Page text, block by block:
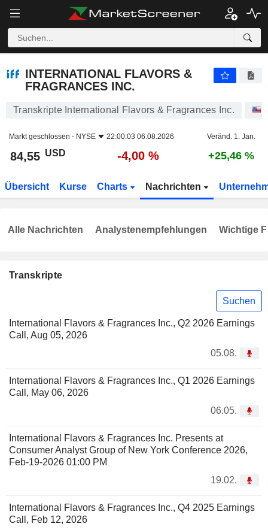
INTERNATIONAL FLAVORS &
FRAGRANCES INC.
Transkripte International Flavors & Fragrances Inc.
Markt geschlossen - NYSE 22:00:03 06.08.2026 Veränd. 1. Jan.
84,55 USD -4,00 % +25,46 %
Übersicht Kurse Charts Nachrichten
Transkripte
Suchen
International Flavors & Fragrances Inc., Q2 2026 Earnings
Call, Aug 05, 2026
05.08.
International Flavors & Fragrances Inc., Q1 2026 Earnings
Call, May 06, 2026
06.05.
International Flavors & Fragrances Inc. Presents at
Consumer Analyst Group of New York Conference 2026,
Feb-19-2026 01:00 PM
19.02.
International Flavors & Fragrances Inc., Q4 2025 Earnings
Call, Feb 12, 2026
Alle Nachrichten Analystenempfehlungen Wichtige